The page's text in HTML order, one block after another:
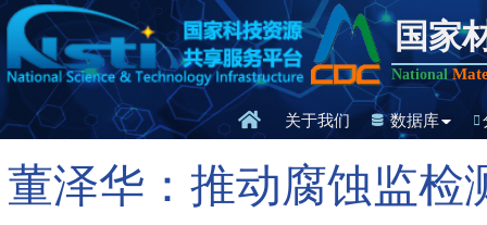
国家
National
关于我们 数据库
董泽华：推动腐蚀监检